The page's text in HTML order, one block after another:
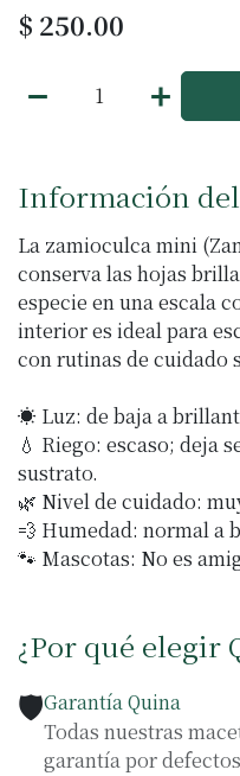
$ 250.00
Información
La zamioculca mini
conserva las hojas
especie en una escala
interior es ideal para
con rutinas de cuidado
☀️ Luz: de baja a
💧 Riego: escaso; deja
sustrato.
🌿 Nivel de cuidado:
💨 Humedad: normal a
🐾 Mascotas: No es
¿Por qué elegir
🛡️Garantía Quina
Todas nuestras
garantía por